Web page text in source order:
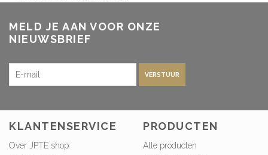
MELD JE AAN VOOR ONZE
NIEUWSBRIEF
VERSTUUR
KLANTENSERVICE
Over JPTE shop
PRODUCTEN
Alle producten